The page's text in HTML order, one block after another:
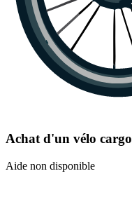
Achat d'un vélo cargo
Aide non disponible